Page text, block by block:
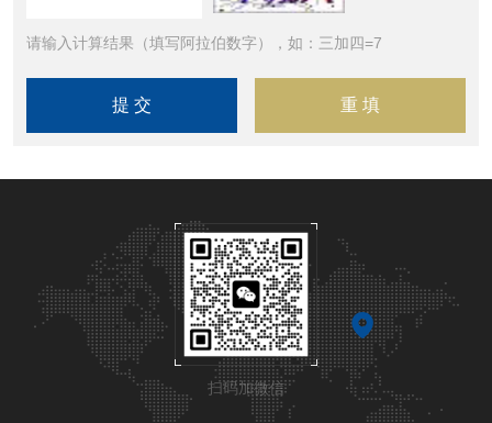
请输入计算结果（填写阿拉伯数字），如：三加四=7
扫码加微信